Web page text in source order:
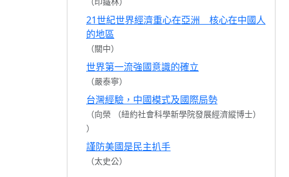
21世紀世界經濟重心在亞洲 核心在中國人
的地區
（關中）
世界第一流強國意識的確立
（嚴泰寧）
台灣經驗，中國模式及國際局勢
（向榮 （紐約社會科學新學院發展經濟縱博士）
）
謹防美國是民主扒手
（太史公）